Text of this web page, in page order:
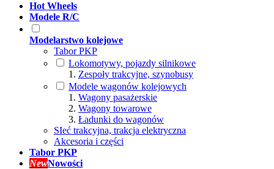
Hot Wheels
Modele R/C
Modelarstwo kolejowe
Tabor PKP
Lokomotywy, pojazdy silnikowe
Zespoły trakcyjne, szynobusy
Modele wagonów kolejowych
Wagony pasażerskie
Wagony towarowe
Ładunki do wagonów
SIeć trakcyjna, trakcja elektryczna
Akcesoria i części
Tabor PKP
NewNowości